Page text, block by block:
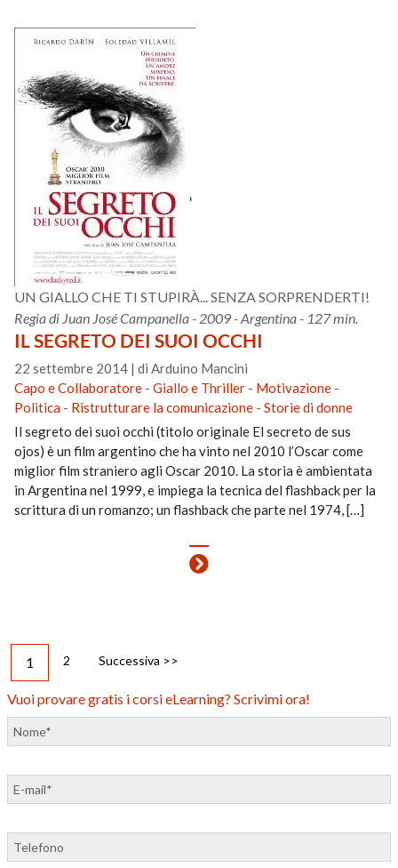
UN GIALLO CHE TI STUPIRÀ... SENZA SORPRENDERTI!
Regia di Juan José Campanella - 2009 - Argentina - 127 min.
IL SEGRETO DEI SUOI OCCHI
22 settembre 2014 |di Arduino Mancini
Capo e Collaboratore -Giallo e Thriller - Motivazione -
Politica - Ristrutturare la comunicazione -Storie di donne
Il segreto dei suoi occhi (titolo originale El secreto de sus
ojos) è un film argentino che ha vinto nel 2010 l’Oscar come
miglior film straniero agli Oscar 2010. La storia è ambientata
in Argentina nel 1999, e impiega la tecnica del flashback per la
scrittura di un romanzo; un flashback che parte nel 1974, […]
1 2 Successiva >>
Vuoi provare gratis i corsi eLearning? Scrivimi ora!